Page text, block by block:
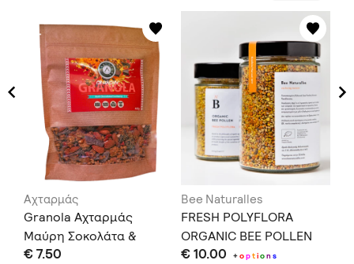
Αχταρμάς
Granola Αχταρμάς
Μαύρη Σοκολάτα &
Κράνμπερι
€ 7.50
Bee Naturalles
FRESH POLYFLORA
ORGANIC BEE POLLEN
€ 10.00 +option s